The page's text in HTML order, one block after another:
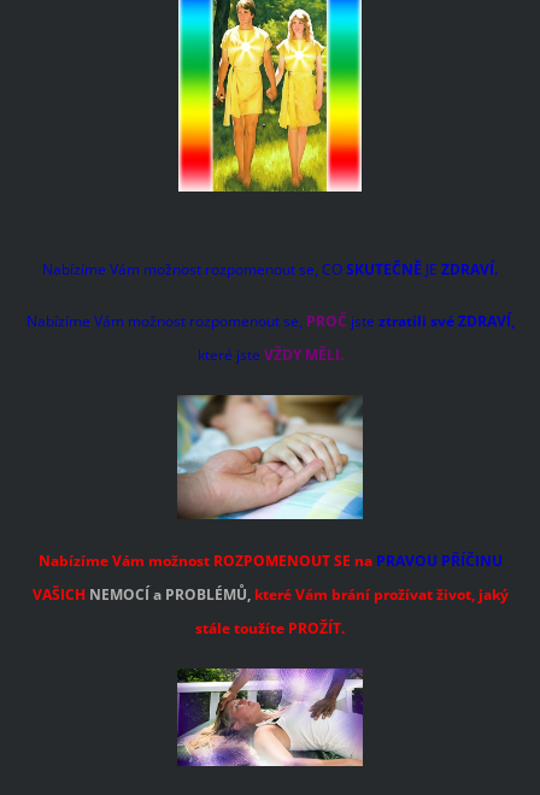
Nabízíme Vám možnost rozpomenout se, COSKUTEČNĚ JE ZDRAVÍ.
Nabízíme Vám možnost rozpomenout se, PROČ jste ztratili své ZDRAVÍ,
které jste VŽDY MĚLI.
Nabízíme Vám možnost ROZPOMENOUT SE naPRAVOU PŘÍČINU
VAŠICH NEMOCÍ a PROBLÉMŮ,které Vám brání prožívat život, jaký
stále toužíte PROŽÍT.